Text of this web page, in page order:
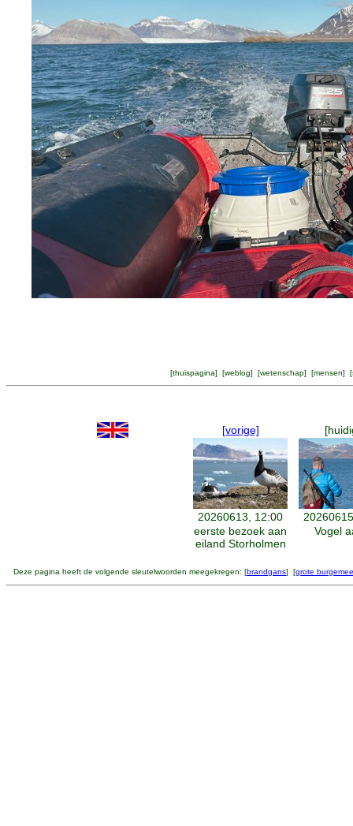
[thuispagina] [weblog] [wetenschap] [mensen] [
[vorige]
20260613, 12:00
eerste bezoek aan
eiland Storholmen
Vogel
Deze pagina heeft de volgende sleutelwoorden meegekregen: [brandgans] [grote